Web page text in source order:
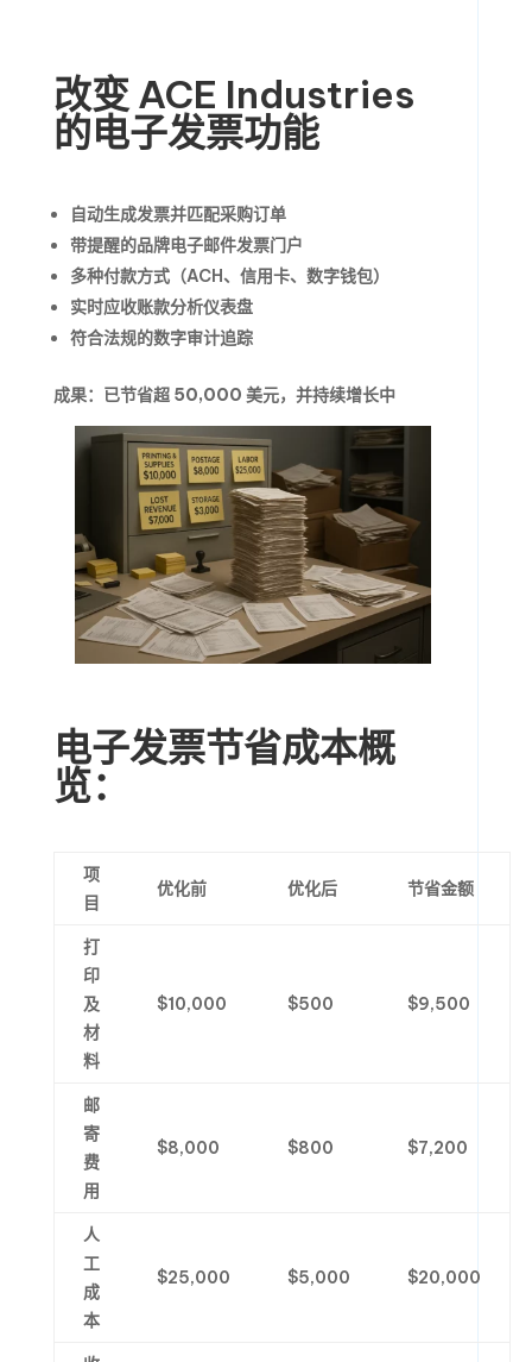
改变 ACE Industries
的电子发票功能
自动生成发票并匹配采购订单
带提醒的品牌电子邮件发票门户
多种付款方式（ACH、信用卡、数字钱包）
实时应收账款分析仪表盘
符合法规的数字审计追踪
成果： 已节省超 50,000 美元，并持续增长中
电子发票节省成本概
览：
项
目
优化前 优化后 节省金额
打
印
及
材
料
$10,000 $500 $9,500
邮
寄
费
用
$8,000 $800 $7,200
人
工
成
本
$25,000 $5,000 $20,000